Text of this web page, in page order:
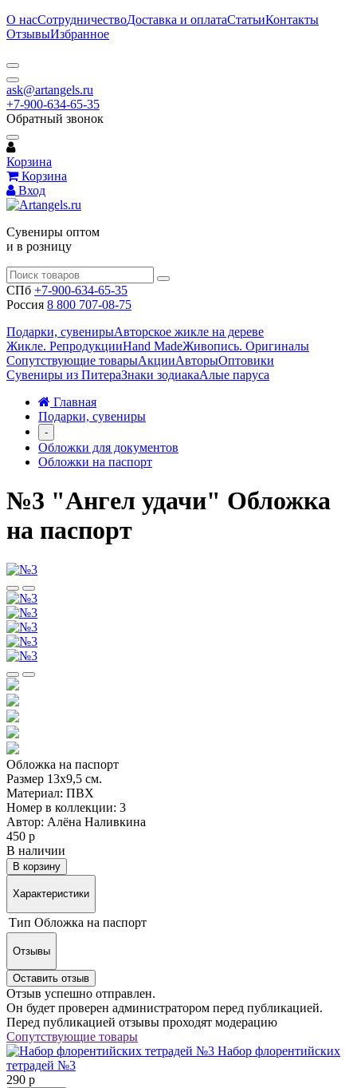
О насСотрудничествоДоставка и оплатаСтатьиКонтакты
ОтзывыИзбранное
ask@artangels.ru
+7-900-634-65-35
Обратный звонок
Корзина
Корзина
Вход
Сувениры оптом
и в розницу
СПб +7-900-634-65-35
Россия 8 800 707-08-75
Подарки, сувенирыАвторское жикле на дереве
Жикле. РепродукцииHand MadeЖивопись. Оригиналы
Сопутствующие товарыАкцииАвторыОптовики
Сувениры из ПитераЗнаки зодиакаАлые паруса
Главная
Подарки, сувениры
-
Обложки для документов
Обложки на паспорт
№3 "Ангел удачи" Обложка
на паспорт
Обложка на паспорт
Размер 13х9,5 см.
Материал: ПВХ
Номер в коллекции: 3
Автор: Алёна Наливкина
450 р
В наличии
В корзину
Характеристики
Тип Обложка на паспорт
Отзывы
Оставить отзыв
Отзыв успешно отправлен.
Он будет проверен администратором перед публикацией.
Перед публикацией отзывы проходят модерацию
Сопутствующие товары
Набор флорентийских
тетрадей №3
290 р